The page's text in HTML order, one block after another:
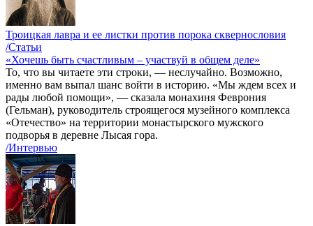
Троицкая лавра и ее листки против порока сквернословия
/Статьи
«Хочешь быть счастливым – участвуй в общем деле»
То, что вы читаете эти строки, — неслучайно. Возможно,
именно вам выпал шанс войти в историю. «Мы ждем всех и
рады любой помощи», — сказала монахиня Феврония
(Гельман), руководитель строящегося музейного комплекса
«Отечество» на территории монастырского мужского
подворья в деревне Лысая гора.
/Интервью